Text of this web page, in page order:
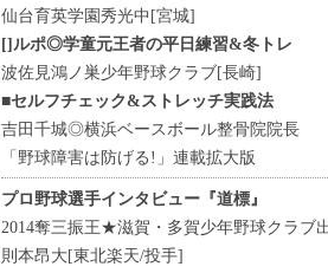
仙台育英学園秀光中[宮城]
[]ルポ◎学童元王者の平日練習&冬トレ
波佐見鴻ノ巣少年野球クラブ[長崎]
■セルフチェック&ストレッチ実践法
吉田千城◎横浜ベースボール整骨院院長
「野球障害は防げる!」連載拡大版
プロ野球選手インタビュー『道標』
2014奪三振王★滋賀・多賀少年野球クラブ
則本昂大[東北楽天/投手]